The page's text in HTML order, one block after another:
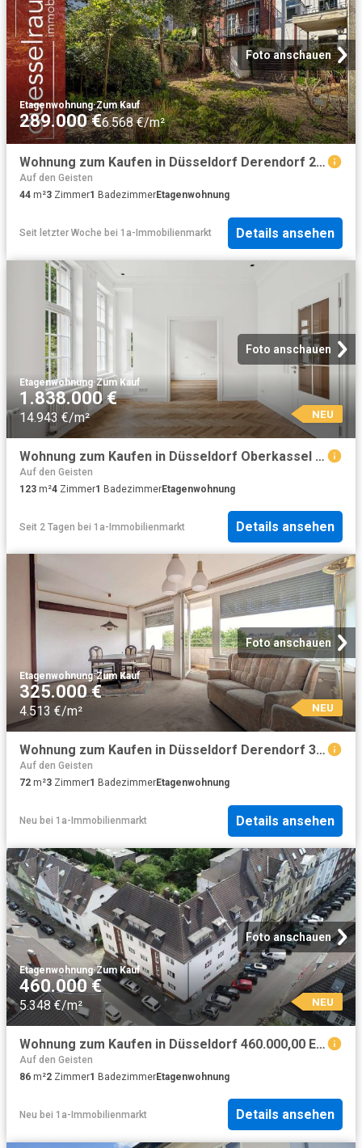
Foto anschauen
Etagenwohnung·Zum Kauf
289.000 €6.568 €/m²
Wohnung zum Kaufen in Düsseldorf Derendorf 289.000,00 EUR 44 m²
Auf den Geisten
44 m²3 Zimmer1 BadezimmerEtagenwohnung
Seit letzter Woche bei 1a-Immobilienmarkt Details ansehen
Foto anschauen
Etagenwohnung·Zum Kauf
1.838.000 €
14.943 €/m² NEU
Wohnung zum Kaufen in Düsseldorf Oberkassel 1.838.000,00 EUR 123 m²
Auf den Geisten
123 m²4 Zimmer1 BadezimmerEtagenwohnung
Seit 2 Tagen bei 1a-Immobilienmarkt Details ansehen
Foto anschauen
Etagenwohnung·Zum Kauf
325.000 €
4.513 €/m² NEU
Wohnung zum Kaufen in Düsseldorf Derendorf 325.000,00 EUR 72.05 m²
Auf den Geisten
72 m²3 Zimmer1 BadezimmerEtagenwohnung
Neu bei 1a-Immobilienmarkt Details ansehen
Foto anschauen
Etagenwohnung·Zum Kauf
460.000 €
5.348 €/m² NEU
Wohnung zum Kaufen in Düsseldorf 460.000,00 EUR 86 m²
Auf den Geisten
86 m²2 Zimmer1 BadezimmerEtagenwohnung
Neu bei 1a-Immobilienmarkt Details ansehen